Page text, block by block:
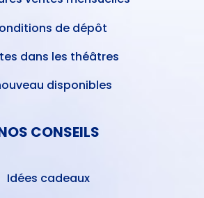
de dépôt
dans les théâtres
disponibles
CONSEILS
Idées cadeaux